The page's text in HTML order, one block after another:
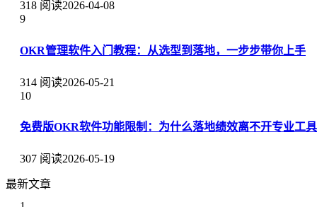
318 阅读2026-04-08
9
OKR管理软件入门教程：从选型到落地，一步步带你上手
314 阅读2026-05-21
10
免费版OKR软件功能限制：为什么落地绩效离不开专业工具
307 阅读2026-05-19
最新文章